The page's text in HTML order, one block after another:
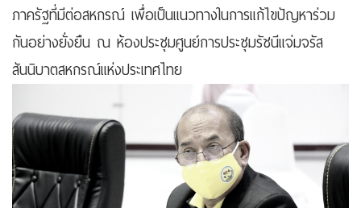
ภาครัฐที่มีต่อสหกรณ์ เพื่อเป็นแนวทางในการแก้ไขปัญหาร่วม
กันอย่างยั่งยืน ณ ห้องประชุมศูนย์การประชุมรัชนีแจ่มจรัส
สันนิบาตสหกรณ์แห่งประเทศไทย